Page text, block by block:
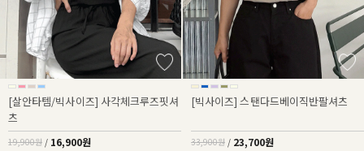
[살안타템/빅사이즈] 사각체크루즈핏셔
츠
19,900원 / 16,900원
[빅사이즈] 스탠다드베이직반팔셔츠
33,900원 / 23,700원